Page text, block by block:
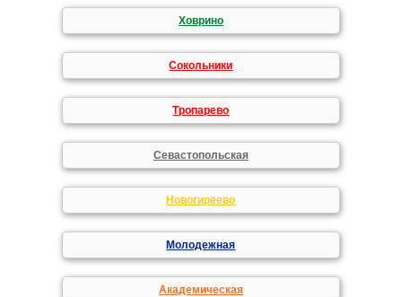
Ховрино
Сокольники
Тропарево
Севастопольская
Новогиреево
Молодежная
Академическая